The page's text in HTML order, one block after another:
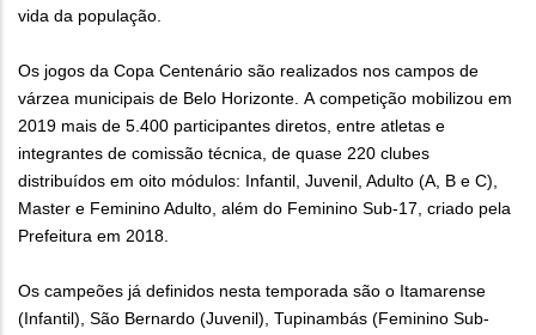
vida da população.
Os jogos da Copa Centenário são realizados nos campos de
várzea municipais de Belo Horizonte. A competição mobilizou em
2019 mais de 5.400 participantes diretos, entre atletas e
integrantes de comissão técnica, de quase 220 clubes
distribuídos em oito módulos: Infantil, Juvenil, Adulto (A, B e C),
Master e Feminino Adulto, além do Feminino Sub-17, criado pela
Prefeitura em 2018.
Os campeões já definidos nesta temporada são o Itamarense
(Infantil), São Bernardo (Juvenil), Tupinambás (Feminino Sub-